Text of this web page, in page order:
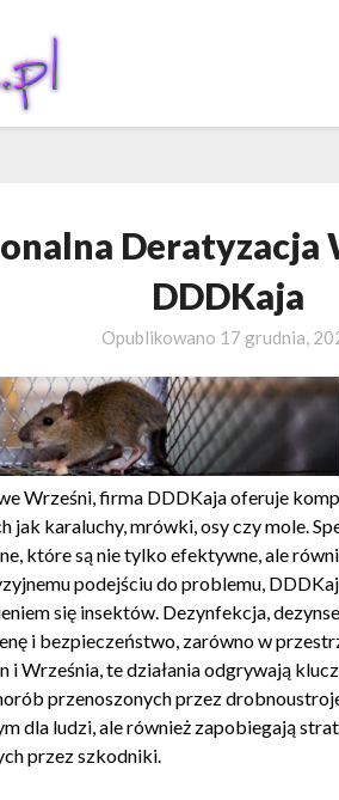
Deratyzacja
DDDKaja
Opublikowano 17 grudnia,
Wrześni, firma DDDKaja oferuje
jak karaluchy, mrówki, osy czy mole.
które są nie tylko efektywne, ale
podejściu do problemu,
się insektów. Dezynfekcja,
i bezpieczeństwo, zarówno w
i Września, te działania odgrywają
przenoszonych przez
dla ludzi, ale również zapobiegają
przez szkodniki.